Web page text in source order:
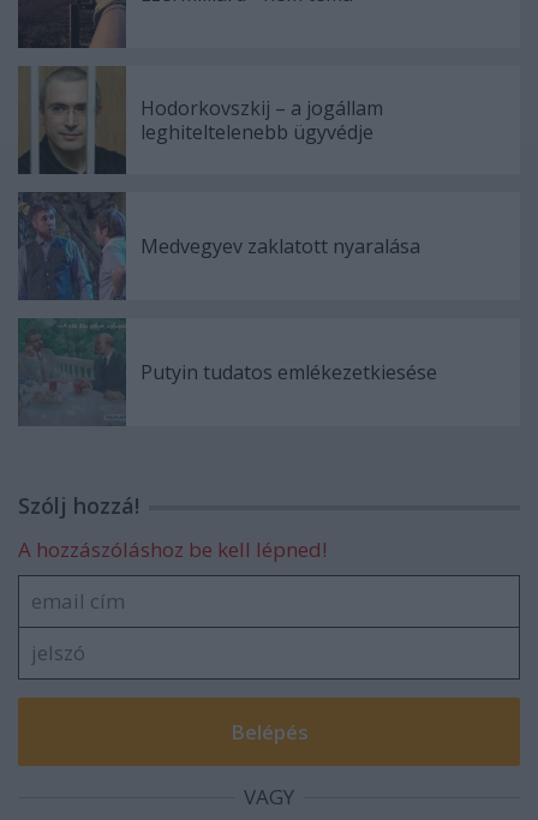
Hodorkovszkij – a jogállam
leghiteltelenebb ügyvédje
Medvegyev zaklatott nyaralása
Putyin tudatos emlékezetkiesése
Szólj hozzá!
A hozzászóláshoz be kell lépned!
VAGY